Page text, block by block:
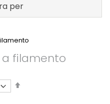
filamento
Imposta
per